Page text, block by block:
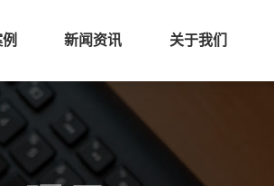
新闻资讯 关于我们